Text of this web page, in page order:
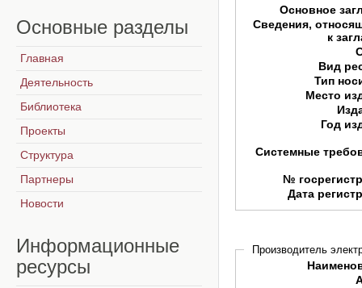
Основное
Сведения,
к
Вид
Тип
Место
Год
Системные
№
Дата
Производитель
Основные разделы
Главная
Деятельность
Библиотека
Проекты
Структура
Партнеры
Новости
Информационные
ресурсы